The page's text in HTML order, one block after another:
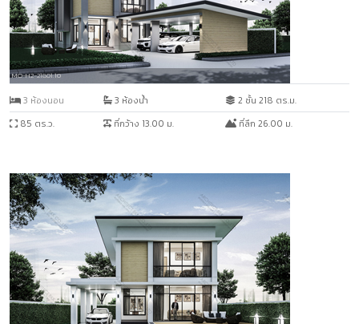
MO-H2-21801.10
3 ห้องนอน 3 ห้องน้ำ
2 ชั้น 218 ตร.ม.
85 ตร.ว.
ที่กว้าง 13.00 ม. ที่ลึก 26.00 ม.